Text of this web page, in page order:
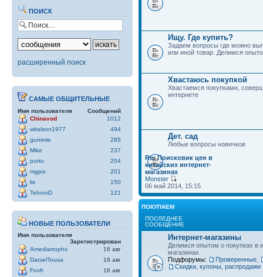
ПОИСК
расширенный поиск
САМЫЕ ОБЩИТЕЛЬНЫЕ
Имя пользователя
Сообщений
Chinavod
1012
witalson1977
494
gummie
285
Mike
237
porto
204
mgpix
201
lis
150
TehnoiD
121
НОВЫЕ ПОЛЬЗОВАТЕЛИ
Имя пользователя
Зарегистрирован
Amediartophv
16 авг
DanielTousa
16 авг
Foxfr
16 авг
Ищу. Где купить?
Задаем вопросы где можно
или иной товар. Делимся
Хвастаюсь покупкой
Хвастаемся покупками,
интернете
Дет. сад
Любые вопросы новичков
Re: Поисковик цен в
китайских интернет-
магазинах
Monster
06 май 2014, 15:15
ПОКУПАЕМ
ПОСЛЕДНЕЕ
СООБЩЕНИЕ
Интернет-магазины
Делимся опытом о покупках в
магазинах.
Подфорумы:
Проверенные
Скидки, купоны, распродажи